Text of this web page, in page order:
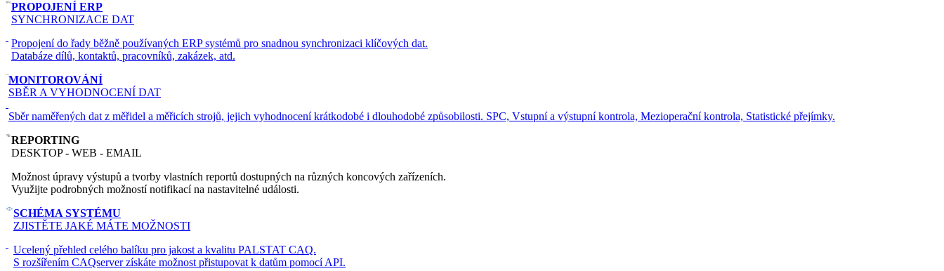
PROPOJENÍ ERP
SYNCHRONIZACE DAT
Propojení do řady běžně používaných ERP systémů pro snadnou synchronizaci klíčových dat.
Databáze dílů, kontaktů, pracovníků, zakázek, atd.
MONITOROVÁNÍ
SBĚR A VYHODNOCENÍ DAT
Sběr naměřených dat z měřidel a měřicích strojů, jejich vyhodnocení krátkodobé i dlouhodobé způsobilosti. SPC, Vstupní a výstupní kontrola, Mezioperační kontrola, Statistické přejímky.
REPORTING
DESKTOP - WEB - EMAIL
Možnost úpravy výstupů a tvorby vlastních reportů dostupných na různých koncových zařízeních.
Využijte podrobných možností notifikací na nastavitelné události.
SCHÉMA SYSTÉMU
ZJISTĚTE JAKÉ MÁTE MOŽNOSTI
Ucelený přehled celého balíku pro jakost a kvalitu PALSTAT CAQ.
S rozšířením CAQserver získáte možnost přistupovat k datům pomocí API.